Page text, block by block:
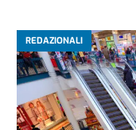
REDAZIONALI